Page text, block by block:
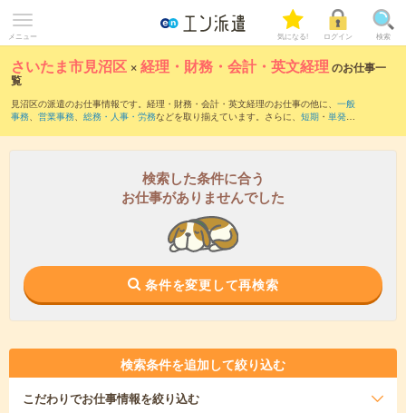
メニュー 気になる! ログイン 検索
さいたま市見沼区 ×経理・財務・会計・英文経理 のお仕事一
覧
見沼区の派遣のお仕事情報です。経理・財務・会計・英文経理のお仕事の他に、 一般
事務、 営業事務、 総務・人事・労務などを取り揃えています。さらに、 短期 ・ 単発な
検索した条件に合う
お仕事がありませんでした
条件を変更して再検索
検索条件を追加して絞り込む
こだわりでお仕事情報を絞り込む